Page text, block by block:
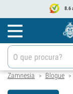
8.6
Zamnesia > Blogue >